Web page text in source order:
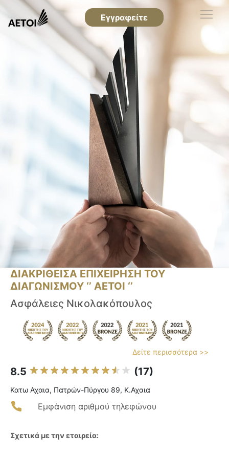
Εγγραφείτε
ΔΙΑΚΡΙΘΕΙΣΑ ΕΠΙΧΕΙΡΗΣΗ ΤΟΥ
ΔΙΑΓΩΝΙΣΜΟΥ ‘’ ΑΕΤΟΙ ‘’
Ασφάλειες Νικολακόπουλος
Δείτε περισσότερα >>
8.5 (17)
Κατω Αχαια, Πατρών-Πύργου 89, Κ.Αχαια
Εμφάνιση αριθμού τηλεφώνου
Σχετικά με την εταιρεία: